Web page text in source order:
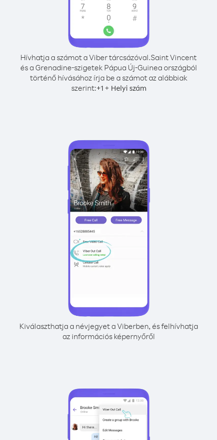
Hívhatja a számot a Viber tárcsázóval.Saint Vincent
és a Grenadine-szigetek Pápua Új-Guinea országból
történő hívásához írja be a számot az alábbiak
szerint:+1+ Helyi szám
Kiválaszthatja a névjegyet a Viberben, és felhívhatja
az információs képernyőről